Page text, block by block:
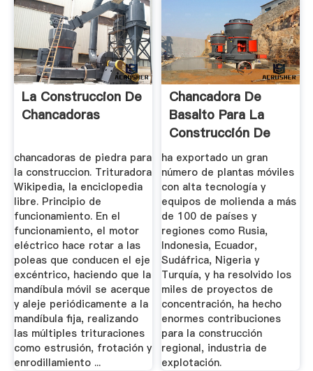
La Construccion De
Chancadoras
chancadoras de piedra para
la construccion. Trituradora
Wikipedia, la enciclopedia
libre. Principio de
funcionamiento. En el
funcionamiento, el motor
eléctrico hace rotar a las
poleas que conducen el eje
excéntrico, haciendo que la
mandíbula móvil se acerque
y aleje periódicamente a la
mandíbula fija, realizando
las múltiples trituraciones
como estrusión, frotación y
enrodillamiento ...
Chancadora De
Basalto Para La
Construcción De
Aeropuerto ...
ha exportado un gran
número de plantas móviles
con alta tecnología y
equipos de molienda a más
de 100 de países y
regiones como Rusia,
Indonesia, Ecuador,
Sudáfrica, Nigeria y
Turquía, y ha resolvido los
miles de proyectos de
concentración, ha hecho
enormes contribuciones
para la construcción
regional, industria de
explotación.